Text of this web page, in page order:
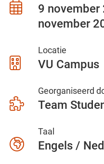
9 november
november
Locatie
VU Campus
Georganiseerd
Team
Taal
Engels /